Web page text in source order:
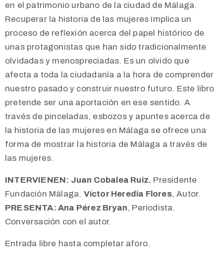
en el patrimonio urbano de la ciudad de Málaga.
Recuperar la historia de las mujeres implica un
proceso de reflexión acerca del papel histórico de
unas protagonistas que han sido tradicionalmente
olvidadas y menospreciadas. Es un olvido que
afecta a toda la ciudadanía a la hora de comprender
nuestro pasado y construir nuestro futuro. Este libro
pretende ser una aportación en ese sentido. A
través de pinceladas, esbozos y apuntes acerca de
la historia de las mujeres en Málaga se ofrece una
forma de mostrar la historia de Málaga a través de
las mujeres.
INTERVIENEN: Juan Cobalea Ruiz. Presidente
Fundación Málaga. Víctor Heredia Flores, Autor.
PRESENTA: Ana Pérez Bryan, Periodista.
Conversación con el autor.
Entrada libre hasta completar aforo.